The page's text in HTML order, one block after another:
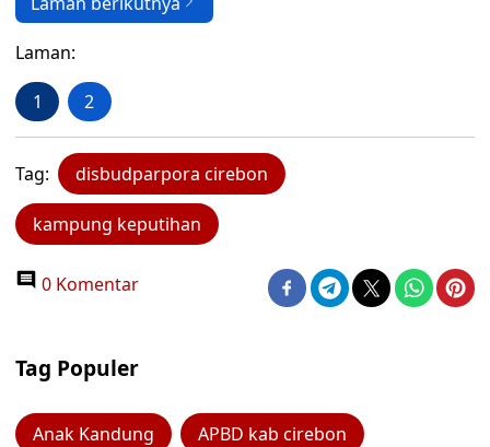
Laman:
1 2
Tag: disbudparpora cirebon
kampung keputihan
0 Komentar
Tag Populer
Anak Kandung APBD kab cirebon